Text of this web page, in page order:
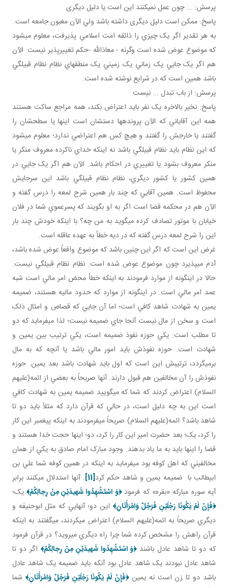
پرسش: ... چون عمل نمی­کنند اين است يا دليل ديگری
پاسخ: ممکن است دليل ديگری داشته باشد ولي الآن مغبون جامعه است.
به هر تقدير اگر يک چيزي را ذائقه امت اسلامي پذيرفت، معلوم مي شود
که موضوع عوض شده است وگرنه - معاذالله -حکم تغييرپذير نيست. الآن
هم اگر يک جايي يک زماني يک زميني يک منطقه اي نظام نظام قبيلگي
باشد همين است که در شرايع نوشته شده است.
پرسش: از باب تبدل ... نيست
پاسخ: نخير بالاخره يک نفر بايد اعتراض بکند، همه مراجع ساکت هستند
همه اين آقاياني که الآن پرونده ها دستشان است اينها يا سطحشان را
گفتند يا خارجش را گفتند و هيچ کس هم اعتراضي ندارد؛ معلوم مي شود
که اين نظام بايد نظام قبيلگي باشد نه اينکه خداي ناکرده معروف منکر يا
منکر معروف بشود يا تغييري در احکام باشد. الآن هم اگر يک جايي در
همين کشور يا کشور ديگري، نظام نظام قبيلگي باشد اين سرجايش
محفوظ است. همين آقايي که چند بار همين شرح لمعه را درس گفته و
الآن هم در محکمه قضا است اگر به او بگويند که پسرعموي شما در فلان
خيابان با موتور تصادف کرده مي گويد به من چه؟ با اينکه خودش چند بار
اين را شرح لمعه درس گفته که در ديه خطأ به عهده عاقله است.
غرض اين است که اگر اين چنين باشد که موضوع واقعاً عوض شده باشد،
آدم مي پذيرد چون موضوع عوض شده است. نظام نظام قبيلگي نيست.
حالا در اين گونه از موارد فرمودند به اينکه خطأ محض امر مالي است شبه
عمد امر مالي است. در اين گونه از موارد که حدود ماليه هستند، ضميمه
يمين به شهادت شاهد کافي است؛ اما آن جايي که قصاص و امثال ذلک
است و سخن از مال نيست آنجا جاي ضميمه نيست؛ لذا مي فرمايد که دو
تا مطلب است: يکي حوزه نفوذ ضميمه است، يکي ترتيب بين يمين و
شهادت است. حوزه نفوذش بايد امور مالي باشد يا آنچه که به مال
برمي گردد، ترتيبش اين است که اول بايد شهادت باشد بعد يمين. حوزه
نفوذش را آن مخالفين هم قبول دارند. آنها صريحاً به بعضي از ائمه(عليهم
السلام) اعتراض کردند که شما که مي گوييد ضميمه يمين به شهادت کافي
است اين به چه دليل است، در حالي که قرآن دارد که مثلاً بايد دو تا
شاهد باشد؟ ائمه(عليهم السلام) صريحاً مي فرمودند به اينکه پيغمبر اين کار
را کرد، يک؛ بعد حضرت امير اين کار را کرد، دو؛ اينها حجت خدا هستند و
قضا را اينها بايد به ما ياد بدهند. وجود مبارک امام صادق به يکي از همان
مخالفيني که اهل کوفه بود مي فرمايد به اينکه در همين کوفه شما علي بن
ابيطالب با ضميمه يمين و شاهد حکم کرد[11]
. آنها استدلال مي کنند برابر
آيه سوره مبارکه «بقره» که فرمود﴿وَ اسْتَشْهِدُوا شَهيدَيْنِ مِنْ رِجالِكُمْ﴾يک؛
﴿فَإِنْ لَمْ يَكُونَا رَجُلَيْنِ فَرَجُلٌ وَامْرَأَتَانِ﴾ اين دو؛ آنهايي که مثل ابوحنيفه و
ديگري صريحاً به ائمه(عليهم السلام) اعتراض مي کردند، مي گفتند به اينکه
قرآن راهش را مشخص کرده شما چرا راه ديگري مي رويد؟ در قرآن فرمود
که دو تا شاهد عادل باشند﴿وَ اسْتَشْهِدُوا شَهيدَيْنِ مِنْ رِجالِكُمْ﴾ اگر دو تا
شاهد عادل نبودند يک شاهد عادل بود آنکه بايد ضميمه يک شاهد عادل
باشد دو تا زن است نه يمين﴿فَإِنْ لَمْ يَكُونَا رَجُلَيْنِ فَرَجُلٌ وَامْرَأَتَانِ﴾ شما